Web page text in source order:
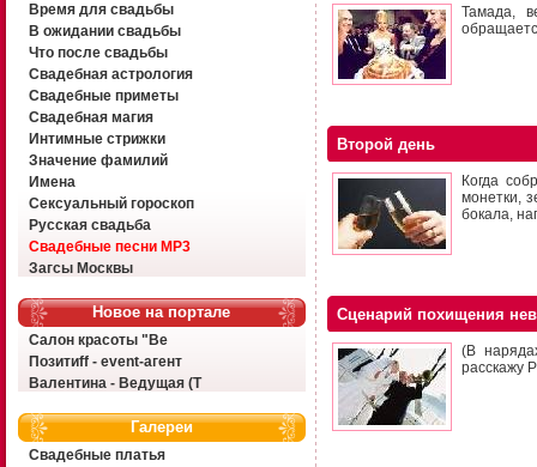
Время для свадьбы
В ожидании свадьбы
Что после свадьбы
Свадебная астрология
Свадебные приметы
Свадебная магия
Интимные стрижки
Значение фамилий
Имена
Сексуальный гороскоп
Русская свадьба
Свадебные песни MP3
Загсы Москвы
Новое на портале
Салон красоты "Ве
Позитиff - event-агент
Валентина - Ведущая (Т
Галереи
Свадебные платья
Тамада,
Второй день
Когда
монетки,
бокала,
Сценарий похищения
(В
расскажу